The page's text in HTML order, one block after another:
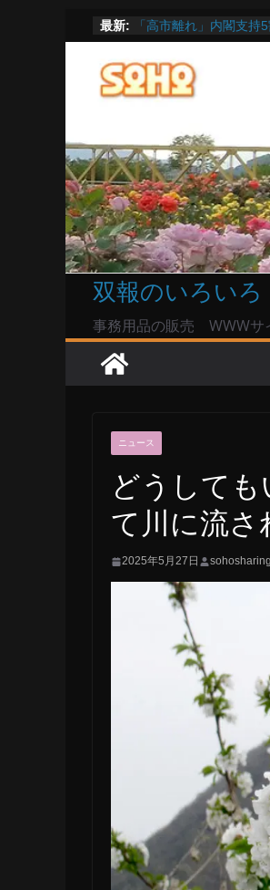
ン
へ
ス
キ
ッ
プ
最新:
命綱のエアコンも危な
「高市離れ」内閣支持
高市首相とは隙間風が
陸自部隊の思想信条調
双報のいろいろ
事務用品の販売 WWWサ
ニュース
どうして
て川に流さ
2025年5月27日 sohosharing